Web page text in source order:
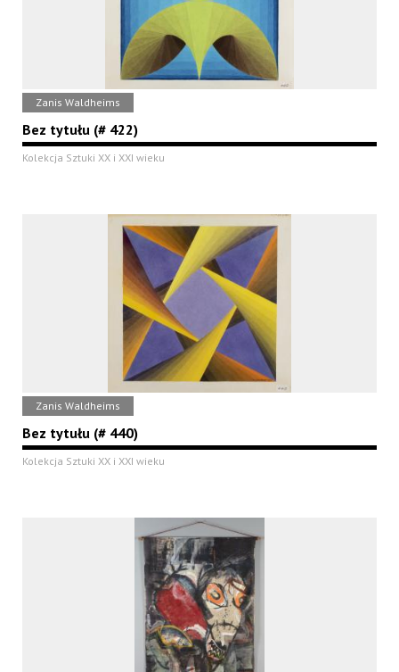
Zanis Waldheims
Bez tytułu (# 422)
Kolekcja Sztuki XX i XXI wieku
Zanis Waldheims
Bez tytułu (# 440)
Kolekcja Sztuki XX i XXI wieku